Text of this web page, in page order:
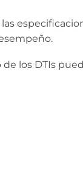
los DTIs